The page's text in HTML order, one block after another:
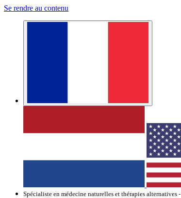
Se rendre au contenu
Spécialiste en médecine naturelles et thérapies alternatives -